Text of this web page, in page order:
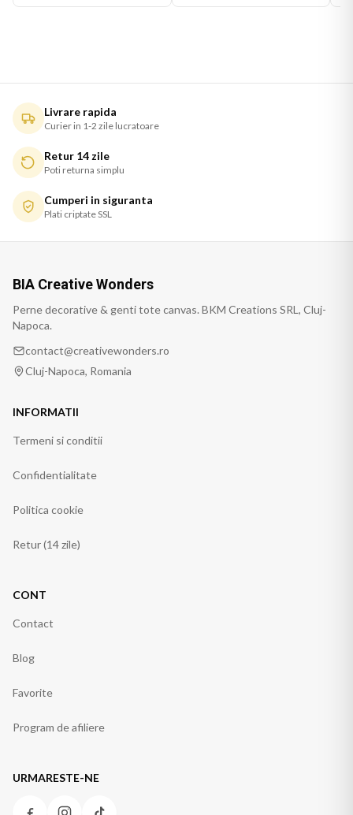
Livrare rapida
Curier in 1-2 zile lucratoare
Retur 14 zile
Poti returna simplu
Cumperi in siguranta
Plati criptate SSL
BIA Creative Wonders
Perne decorative & genti tote canvas. BKM Creations SRL, Cluj-
Napoca.
contact@creativewonders.ro
Cluj-Napoca, Romania
INFORMATII
Termeni si conditii
Confidentialitate
Politica cookie
Retur (14 zile)
CONT
Contact
Blog
Favorite
Program de afiliere
URMARESTE-NE